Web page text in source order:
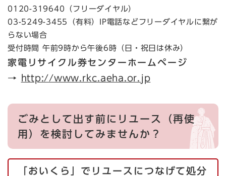
0120-319640（フリーダイヤル）
03-5249-3455（有料）IP電話などフリーダイヤルに繋が
らない場合
受付時間 午前9時から午後6時（日・祝日は休み）
家電リサイクル券センターホームページ
→
http://www.rkc.aeha.or.jp
ごみとして出す前にリユース（再使
用）を検討してみませんか？
「おいくら」でリユースにつなげて処分